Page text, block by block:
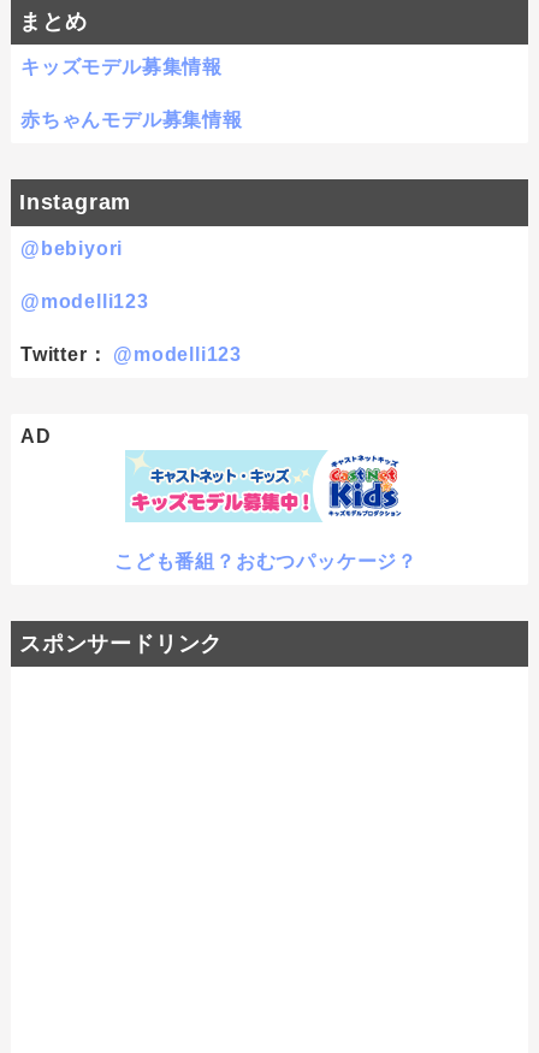
まとめ
キッズモデル募集情報
赤ちゃんモデル募集情報
Instagram
@bebiyori
@modelli123
Twitter： @modelli123
AD
こども番組？おむつパッケージ？
スポンサードリンク